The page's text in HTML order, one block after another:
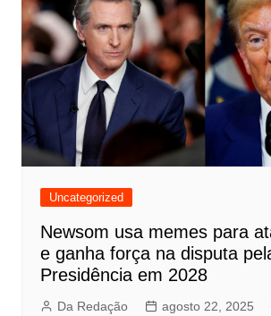
Uncategorized
Newsom usa memes para
e ganha força na disputa
Presidência em 2028
Da Redação agosto 22, 2025